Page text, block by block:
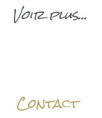
Voir plus...
Contact